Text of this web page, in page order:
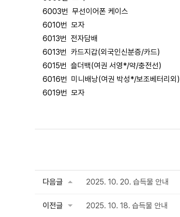
6003번 무선이어폰 케이스
6010번 모자
6013번 전자담배
6013번 카드지갑(외국인신분증/카드)
6015번 숄더백(여권 서영*/약/충전선)
6016번 미니배낭(여권 박성*/보조베터리외)
6019번 모자
다음글 2025. 10. 20. 습득물 안내
이전글 2025. 10. 18. 습득물 안내